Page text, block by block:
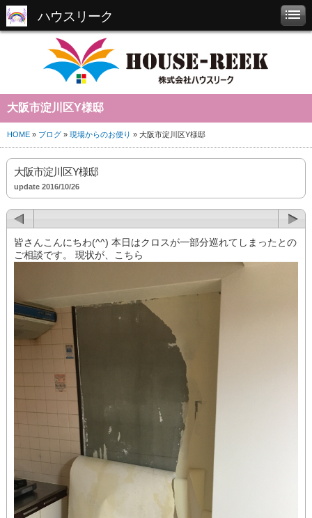
ハウスリーク
大阪市淀川区Y様邸
HOME » ブログ » 現場からのお便り » 大阪市淀川区Y様邸
大阪市淀川区Y様邸
update 2016/10/26
皆さんこんにちわ(^^) 本日はクロスが一部分巡れてしまったとの
ご相談です。 現状が、こちら